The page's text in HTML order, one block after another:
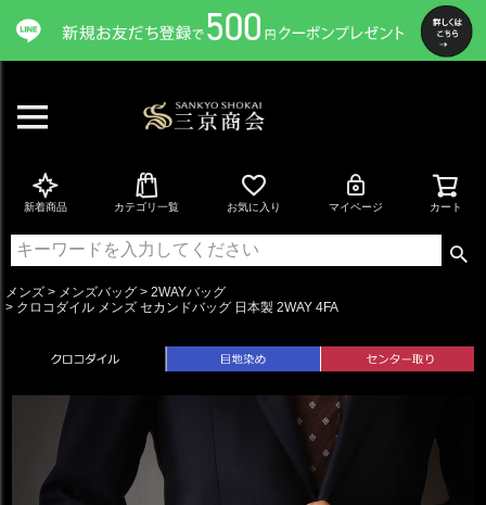
新着商品 カテゴリ一覧 お気に入り マイページ カート
メンズ メンズバッグ
2WAYバッグ
クロコダイル メンズ セカンドバッグ 日本製 2WAY 4FA
ペー
ジト
ップ